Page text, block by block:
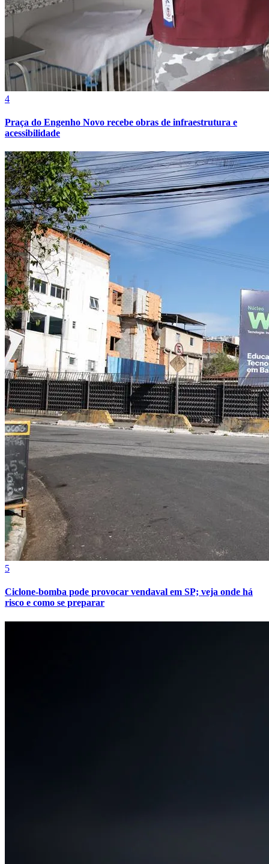
Cruzeiro
Bahia
4
Praça do Engenho Novo recebe obras de infraestrutura e
acessibilidade
5
Ciclone-bomba pode provocar vendaval em SP; veja onde há
risco e como se preparar